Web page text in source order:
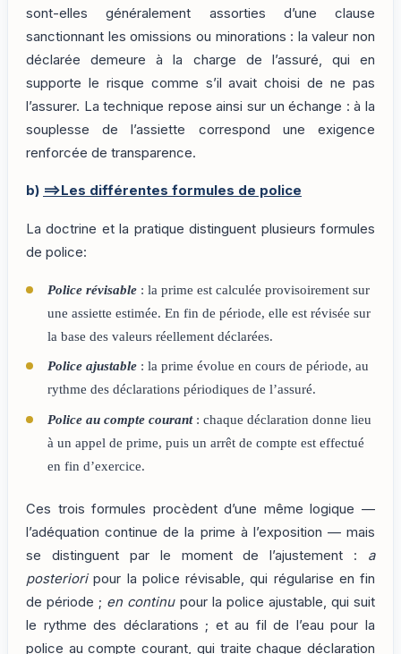
sont-elles généralement assorties d’une clause
sanctionnant les omissions ou minorations : la valeur non
déclarée demeure à la charge de l’assuré, qui en
supporte le risque comme s’il avait choisi de ne pas
l’assurer. La technique repose ainsi sur un échange : à la
souplesse de l’assiette correspond une exigence
renforcée de transparence.
b) ==>Les différentes formules de police
La doctrine et la pratique distinguent plusieurs formules
de police:
Police révisable : la prime est calculée provisoirement sur
une assiette estimée. En fin de période, elle est révisée sur
la base des valeurs réellement déclarées.
Police ajustable: la prime évolue en cours de période, au
rythme des déclarations périodiques de l’assuré.
Police au compte courant: chaque déclaration donne lieu
à un appel de prime, puis un arrêt de compte est effectué
en fin d’exercice.
Ces trois formules procèdent d’une même logique —
l’adéquation continue de la prime à l’exposition — mais
se distinguent par le moment de l’ajustement : a
posterioripour la police révisable, qui régularise en fin
de période ; en continupour la police ajustable, qui suit
le rythme des déclarations ; et au fil de l’eau pour la
police au compte courant, qui traite chaque déclaration